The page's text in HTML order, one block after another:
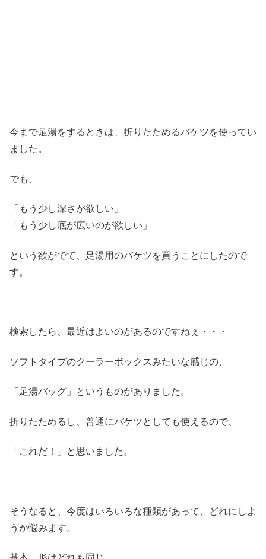
今まで足湯をするときは、折りたためるバケツを使ってい
ました。
でも、
「もう少し深さが欲しい」
「もう少し底が広いのが欲しい」
という欲がでて、足湯用のバケツを買うことにしたので
す。
検索したら、最近はよいのがあるのですねぇ・・・
ソフトタイプのクーラーボックスみたいな感じの、
「足湯バッグ」というものがありました。
折りたためるし、普通にバケツとしても使えるので、
「これだ！」と思いました。
そうなると、今度はいろいろな種類があって、どれにしよ
うか悩みます。